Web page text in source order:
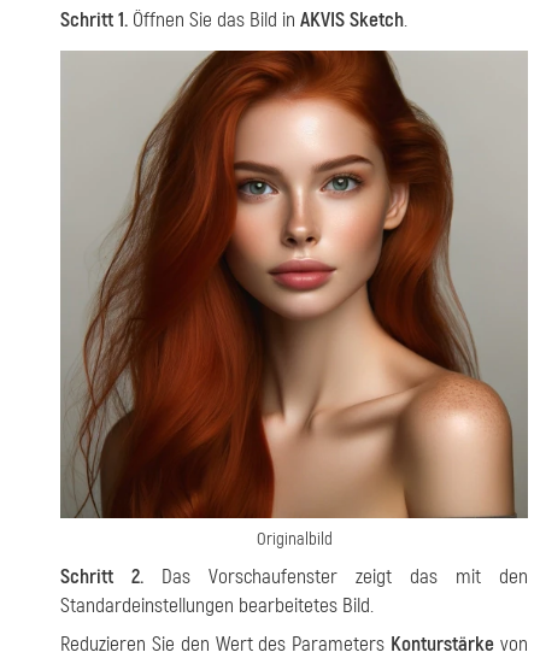
Schritt 1. Öffnen Sie das Bild in AKVIS Sketch.
Originalbild
Schritt 2. Das Vorschaufenster zeigt das mit den
Standardeinstellungen bearbeitetes Bild.
Reduzieren Sie den Wert des Parameters Konturstärke von